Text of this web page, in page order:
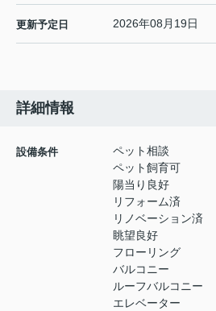
更新予定日 2026年08月19日
詳細情報
設備条件
ペット相談
ペット飼育可
陽当り良好
リフォーム済
リノベーション済
眺望良好
フローリング
バルコニー
ルーフバルコニー
エレベーター